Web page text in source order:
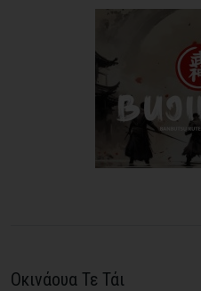
Οκινάουα Τε Τάι